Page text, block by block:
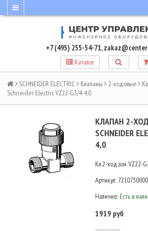
+7 (495) 255-54-71,
Каталог
SCHNEIDER ELECTRIC Клапаны 2-ходовые
Schneider Electric VZ22-G3/4-4,0
КЛАПАН 2-
SCHNEIDER
4,0
Кл.2-ход.зон. VZ22-
Артикул: 7210730000
Наличие: Есть в
1919 руб